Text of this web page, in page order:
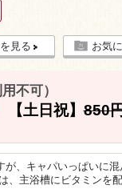
見る お気
不可）
【土日祝】850
、キャパいっぱいに
、主浴槽にビタミンを